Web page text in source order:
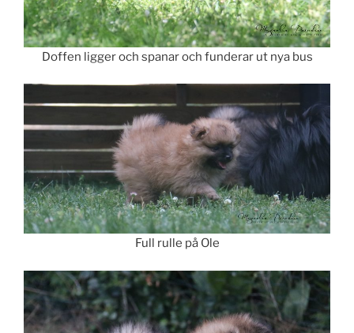
Doffen ligger och spanar och funderar ut nya bus
Full rulle på Ole